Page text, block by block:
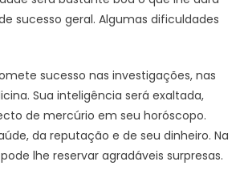
sucesso geral. Algumas dificuldades
sucesso nas investigações, nas
Sua inteligência será exaltada,
de mercúrio em seu horóscopo.
da reputação e de seu dinheiro. Na
lhe reservar agradáveis surpresas.